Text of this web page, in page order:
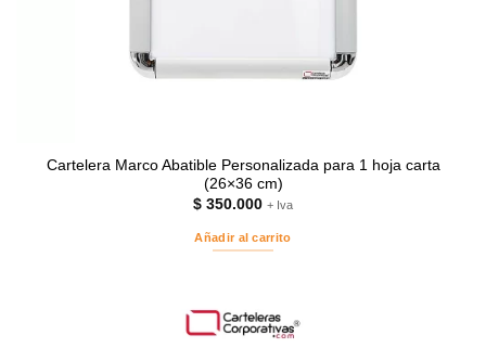
Cartelera Marco Abatible Personalizada para 1 hoja carta
(26×36 cm)
$ 350.000 + Iva
Añadir al carrito